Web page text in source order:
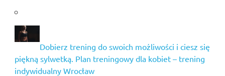
Dobierz trening do swoich możliwości i ciesz się
piękną sylwetką. Plan treningowy dla kobiet – trening
indywidualny Wrocław